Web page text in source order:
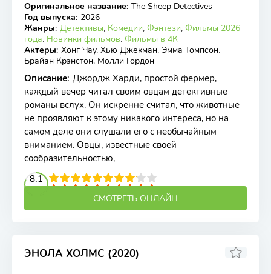
WEB-DL
Оригинальное название: The Sheep Detectives
Год выпуска: 2026
Жанры: Детективы, Комедии, Фэнтези, Фильмы 2026
года, Новинки фильмов, Фильмы в 4К
Актеры: Хонг Чау, Хью Джекман, Эмма Томпсон,
Брайан Крэнстон, Молли Гордон
Описание: Джордж Харди, простой фермер,
каждый вечер читал своим овцам детективные
романы вслух. Он искренне считал, что животные
не проявляют к этому никакого интереса, но на
самом деле они слушали его с необычайным
вниманием. Овцы, известные своей
сообразительностью,
8.1
4 5 6 7 8 9 10
СМОТРЕТЬ ОНЛАЙН
ЭНОЛА ХОЛМС (2020)
6.47 6.6